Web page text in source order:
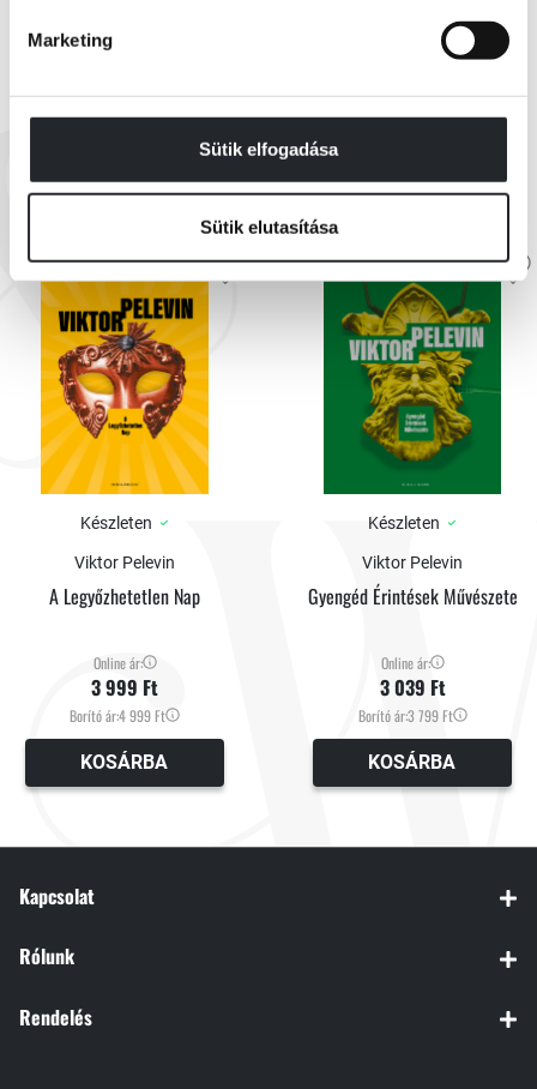
Marketing
Sütik elfogadása
Sütik elutasítása
EZEK IS ÉRDEKELHETNEK
Készleten
Viktor Pelevin
A Legyőzhetetlen Nap
Online ár:
3 999 Ft
Borító ár:4 999 Ft
KOSÁRBA
Készleten
Viktor Pelevin
Gyengéd Érintések Művészete
Online ár:
3 039 Ft
Borító ár:3 799 Ft
KOSÁRBA
Kapcsolat
Rólunk
Rendelés